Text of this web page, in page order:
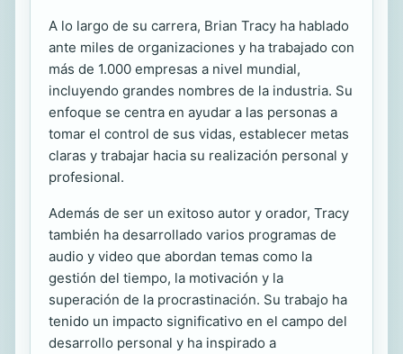
A lo largo de su carrera, Brian Tracy ha hablado
ante miles de organizaciones y ha trabajado con
más de 1.000 empresas a nivel mundial,
incluyendo grandes nombres de la industria. Su
enfoque se centra en ayudar a las personas a
tomar el control de sus vidas, establecer metas
claras y trabajar hacia su realización personal y
profesional.
Además de ser un exitoso autor y orador, Tracy
también ha desarrollado varios programas de
audio y video que abordan temas como la
gestión del tiempo, la motivación y la
superación de la procrastinación. Su trabajo ha
tenido un impacto significativo en el campo del
desarrollo personal y ha inspirado a